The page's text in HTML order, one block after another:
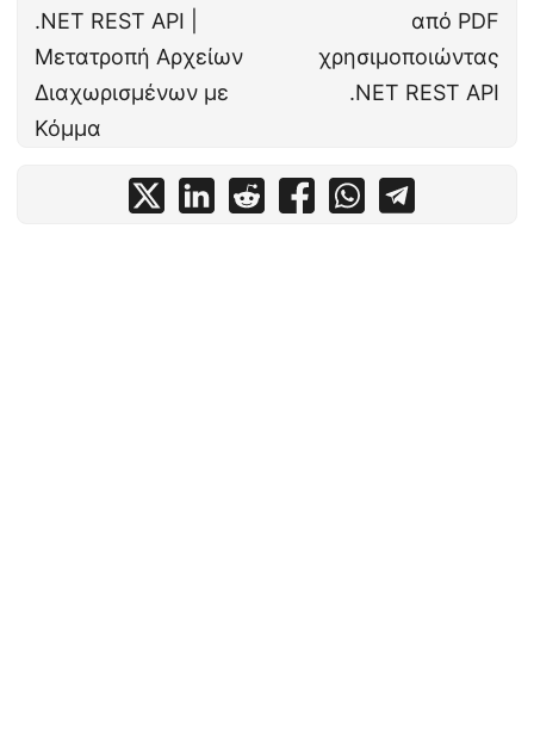
.NET REST API |
Μετατροπή Αρχείων
Διαχωρισμένων με
Κόμμα
από PDF
χρησιμοποιώντας
.NET REST API